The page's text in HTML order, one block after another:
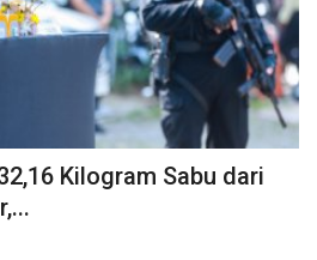
Kilogram Sabu dari